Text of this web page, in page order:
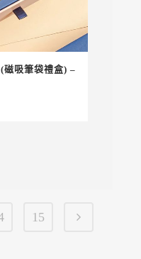
吸筆袋禮盒) –
15